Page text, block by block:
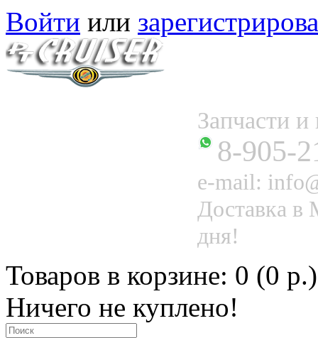
Войти или
Запчасти
8-905-
e-mail:
Доставка в
дня!
Товаров в корзине: 0 (0 р.)
Ничего не куплено!